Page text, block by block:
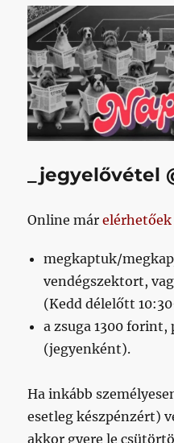
_jegyelővétel
Online márelérhetőek
megkaptuk/
vendégszektort,
(Kedd délelőtt
a zsuga 1300 forint,
(jegyenként).
Ha inkább
esetleg készpénzért)
akkor gyere le